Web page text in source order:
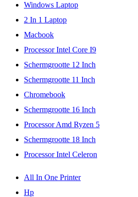
Windows Laptop
2 In 1 Laptop
Macbook
Processor Intel Core I9
Schermgrootte 12 Inch
Schermgrootte 11 Inch
Chromebook
Schermgrootte 16 Inch
Processor Amd Ryzen 5
Schermgrootte 18 Inch
Processor Intel Celeron
All In One Printer
Hp